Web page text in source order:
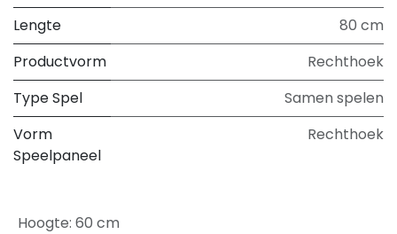
Lengte
80 cm
Productvorm
Rechthoek
Type Spel
Samen spelen
Vorm
Speelpaneel
Rechthoek
Hoogte: 60 cm